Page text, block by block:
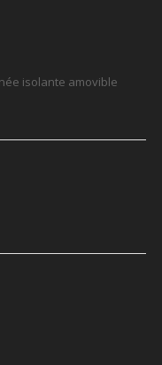
isolante amovible